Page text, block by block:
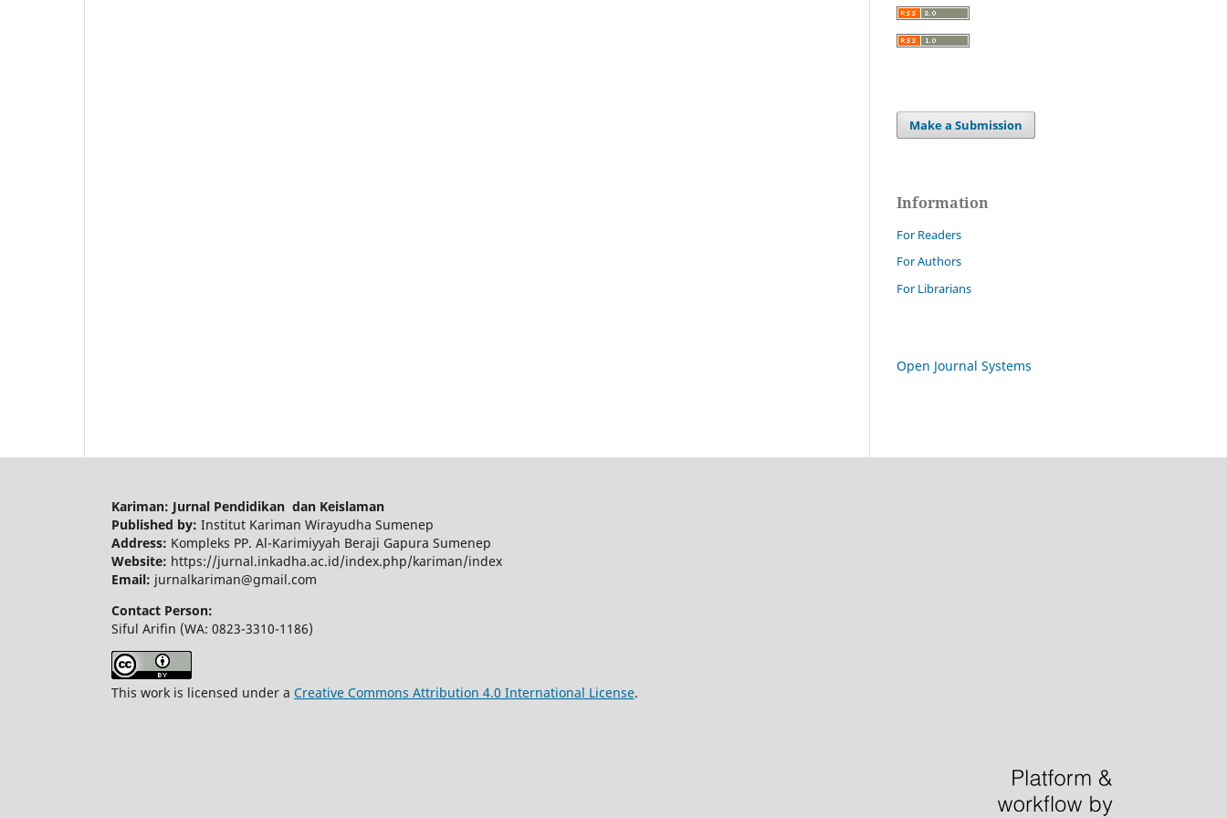
Make a Submission
Information
For Readers
For Authors
For Librarians
Open Journal Systems
Kariman: Jurnal Pendidikan dan Keislaman
Published by: Institut Kariman Wirayudha Sumenep
Address: Kompleks PP. Al-Karimiyyah Beraji Gapura Sumenep
Website: https://jurnal.inkadha.ac.id/index.php/kariman/index
Email: jurnalkariman@gmail.com
Contact Person:
Siful Arifin (WA: 0823-3310-1186)
This work is licensed under a Creative Commons Attribution 4.0 International License.